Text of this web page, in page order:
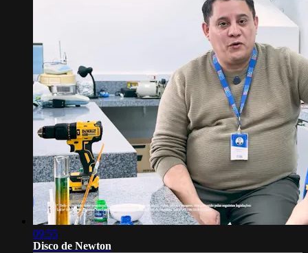
09:55
Disco de Newton